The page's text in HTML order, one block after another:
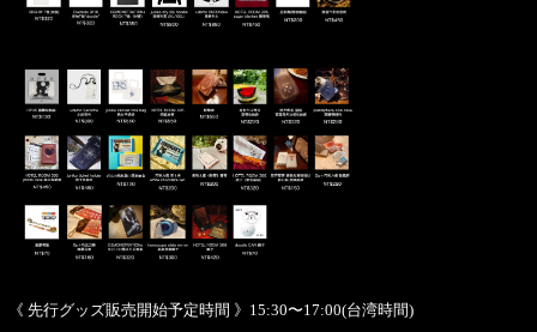
《 先行グッズ販売開始予定時間 》15:30〜17:00(台湾時間)